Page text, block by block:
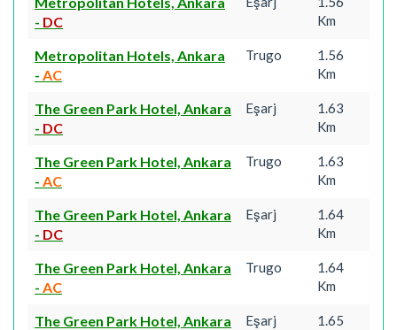
- DC
Km
Metropolitan Hotels, Ankara
- AC
Trugo
1.56
Km
The Green Park Hotel, Ankara
- DC
Eşarj
1.63
Km
The Green Park Hotel, Ankara
- AC
Trugo
1.63
Km
The Green Park Hotel, Ankara
- DC
Eşarj
1.64
Km
The Green Park Hotel, Ankara
- AC
Trugo
1.64
Km
The Green Park Hotel, Ankara
Eşarj
1.65